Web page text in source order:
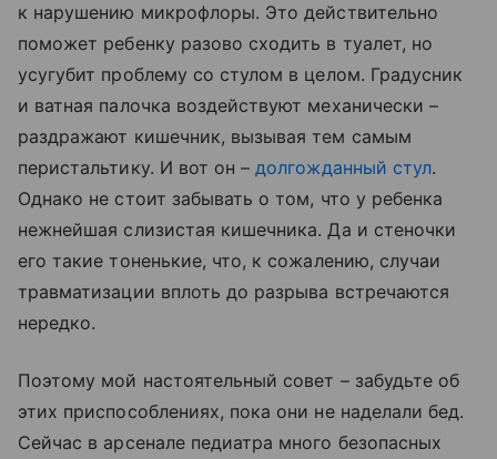
к нарушению микрофлоры. Это действительно
поможет ребенку разово сходить в туалет, но
усугубит проблему со стулом в целом. Градусник
и ватная палочка воздействуют механически –
раздражают кишечник, вызывая тем самым
перистальтику. И вот он –долгожданный стул.
Однако не стоит забывать о том, что у ребенка
нежнейшая слизистая кишечника. Да и стеночки
его такие тоненькие, что, к сожалению, случаи
травматизации вплоть до разрыва встречаются
нередко.
Поэтому мой настоятельный совет – забудьте об
этих приспособлениях, пока они не наделали бед.
Сейчас в арсенале педиатра много безопасных